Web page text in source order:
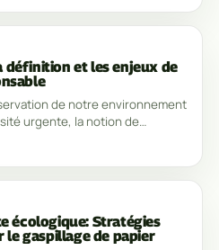
définition et les enjeux de
de notre environnement
urgente, la notion de
en pilier
écologique: Stratégies
gaspillage de papier